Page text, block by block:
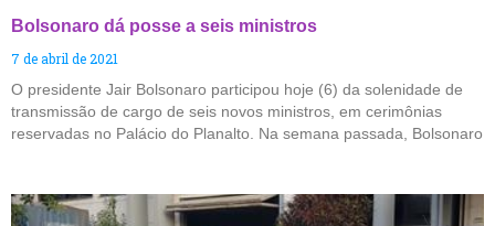
Bolsonaro dá posse a seis ministros
7 de abril de 2021
O presidente Jair Bolsonaro participou hoje (6) da solenidade de
transmissão de cargo de seis novos ministros, em cerimônias
reservadas no Palácio do Planalto. Na semana passada, Bolsonaro